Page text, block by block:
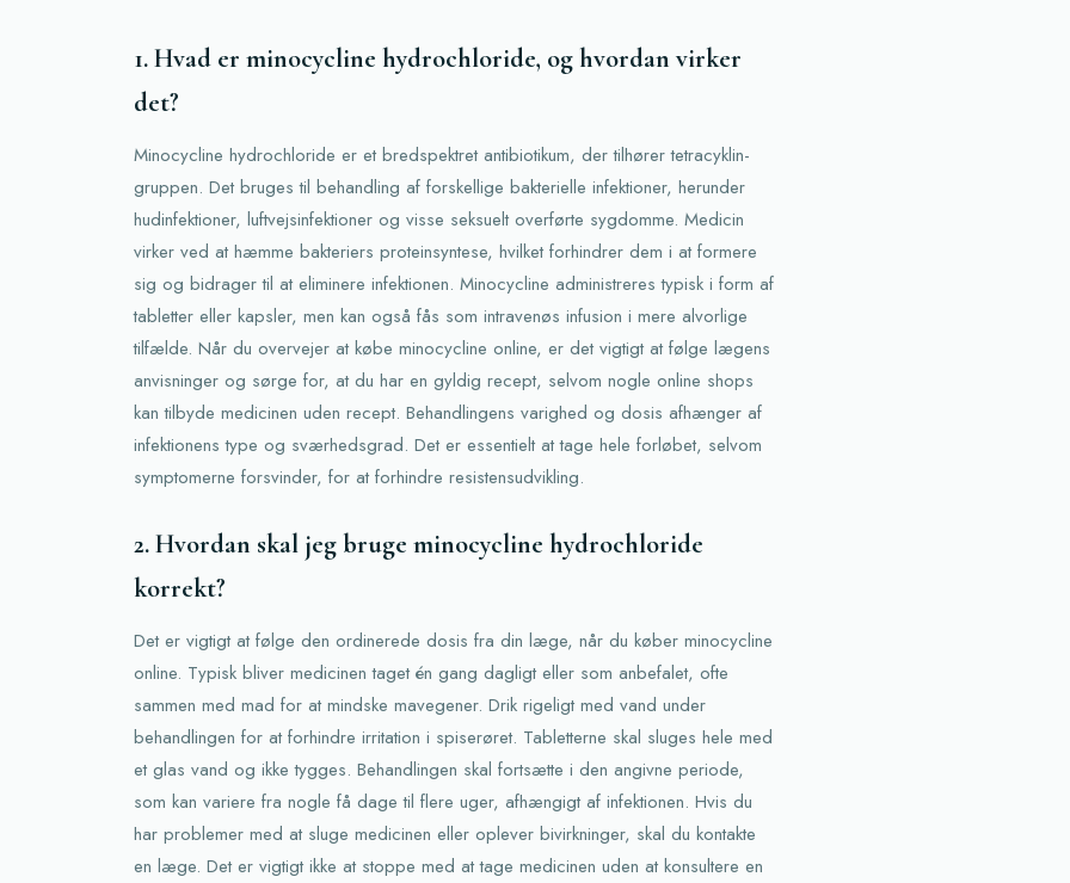
1. Hvad er minocycline hydrochloride, og hvordan virker
det?
Minocycline hydrochloride er et bredspektret antibiotikum, der tilhører tetracyklin-
gruppen. Det bruges til behandling af forskellige bakterielle infektioner, herunder
hudinfektioner, luftvejsinfektioner og visse seksuelt overførte sygdomme. Medicin
virker ved at hæmme bakteriers proteinsyntese, hvilket forhindrer dem i at formere
sig og bidrager til at eliminere infektionen. Minocycline administreres typisk i form af
tabletter eller kapsler, men kan også fås som intravenøs infusion i mere alvorlige
tilfælde. Når du overvejer at købe minocycline online, er det vigtigt at følge lægens
anvisninger og sørge for, at du har en gyldig recept, selvom nogle online shops
kan tilbyde medicinen uden recept. Behandlingens varighed og dosis afhænger af
infektionens type og sværhedsgrad. Det er essentielt at tage hele forløbet, selvom
symptomerne forsvinder, for at forhindre resistensudvikling.
2. Hvordan skal jeg bruge minocycline hydrochloride
korrekt?
Det er vigtigt at følge den ordinerede dosis fra din læge, når du køber minocycline
online. Typisk bliver medicinen taget én gang dagligt eller som anbefalet, ofte
sammen med mad for at mindske mavegener. Drik rigeligt med vand under
behandlingen for at forhindre irritation i spiserøret. Tabletterne skal sluges hele med
et glas vand og ikke tygges. Behandlingen skal fortsætte i den angivne periode,
som kan variere fra nogle få dage til flere uger, afhængigt af infektionen. Hvis du
har problemer med at sluge medicinen eller oplever bivirkninger, skal du kontakte
en læge. Det er vigtigt ikke at stoppe med at tage medicinen uden at konsultere en